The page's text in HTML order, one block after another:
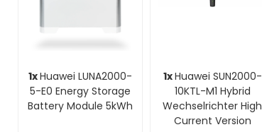
1xHuawei LUNA2000-
5-E0 Energy Storage
Battery Module 5kWh
1xHuawei SUN2000-
10KTL-M1 Hybrid
Wechselrichter High
Current Version